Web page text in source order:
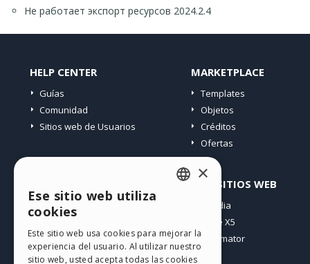
Не работает экспорт ресурсов 2024.2.4
HELP CENTER
Guías
Comunidad
Sitios web de Usuarios
MARKETPLACE
Templates
Objetos
Créditos
Ofertas
Mis post
Mis download
Espacio Web
OTROS SITIOS WEB
Incomedia
WebSite X5
WebAnimator
GERMAN
×
Ese sitio web utiliza
cookies
Este sitio web usa cookies para mejorar la
experiencia del usuario. Al utilizar nuestro
sitio web, usted acepta todas las cookies